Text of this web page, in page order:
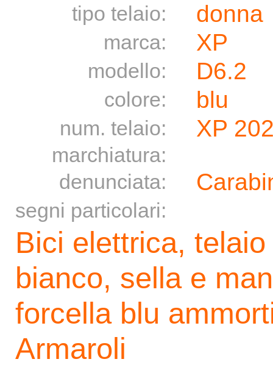
tipo telaio: donna
marca: XP
modello: D6.2
colore: blu
num. telaio: XP
marchiatura:
denunciata:
segni particolari:
Bici elettrica,
bianco, sella e
forcella blu
Armaroli